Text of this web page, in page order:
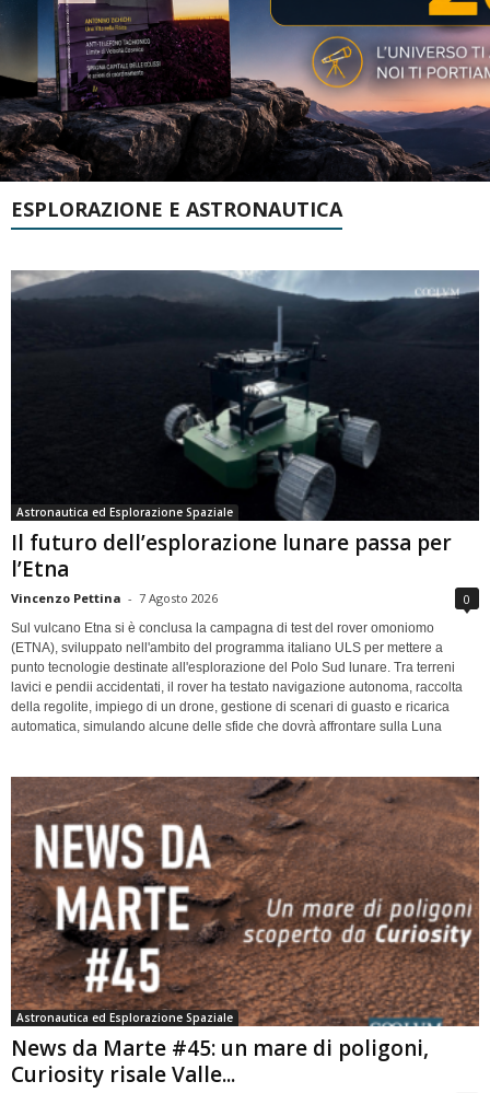
ESPLORAZIONE E ASTRONAUTICA
Astronautica ed Esplorazione Spaziale
Il futuro dell’esplorazione lunare passa per
l’Etna
Vincenzo Pettina - 7 Agosto 2026 0
Sul vulcano Etna si è conclusa la campagna di test del rover omoniomo
(ETNA), sviluppato nell'ambito del programma italiano ULS per mettere a
punto tecnologie destinate all'esplorazione del Polo Sud lunare. Tra terreni
lavici e pendii accidentati, il rover ha testato navigazione autonoma, raccolta
della regolite, impiego di un drone, gestione di scenari di guasto e ricarica
automatica, simulando alcune delle sfide che dovrà affrontare sulla Luna
Astronautica ed Esplorazione Spaziale
News da Marte #45: un mare di poligoni,
Curiosity risale Valle...